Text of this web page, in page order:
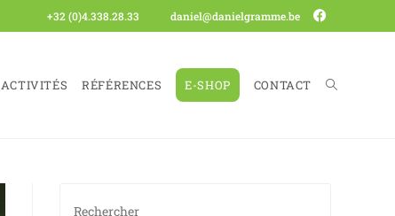
+32 (0)4.338.28.33 daniel@danielgramme.be
ACTIVITÉS RÉFÉRENCES E-SHOP CONTACT